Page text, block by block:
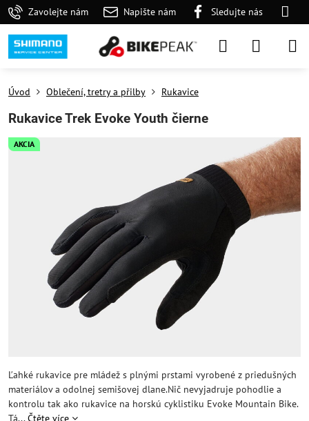
Zavolejte nám Napište nám Sledujte nás
AKCIA
Úvod Oblečení, tretry a přilby Rukavice
Rukavice Trek Evoke Youth čierne
Ľahké rukavice pre mládež s plnými prstami vyrobené z priedušných
materiálov a odolnej semišovej dlane.Nič nevyjadruje pohodlie a
kontrolu tak ako rukavice na horskú cyklistiku Evoke Mountain Bike.
Tá...Čtěte více